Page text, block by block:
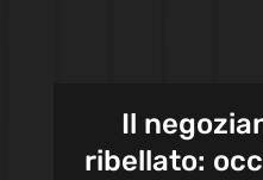
Il
ribellato: